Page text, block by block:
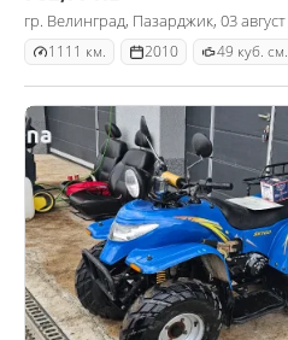
гр. Велинград, Пазарджик, 03 август
1111 км. 2010 49 куб. см.